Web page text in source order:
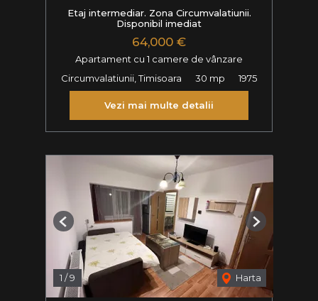
Etaj intermediar. Zona Circumvalatiunii.
Disponibil imediat
64,000 €
Apartament cu 1 camere de vânzare
Circumvalatiunii, Timisoara
30 mp 1975
Vezi mai multe detalii
1 /9 Harta
Previous Next